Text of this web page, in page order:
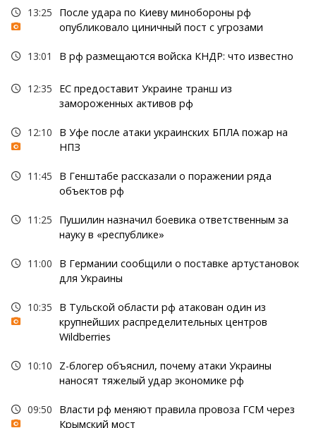
13:25
После удара по Киеву минобороны рф
опубликовало циничный пост с угрозами
13:01 В рф размещаются войска КНДР: что известно
12:35
ЕС предоставит Украине транш из
замороженных активов рф
12:10
В Уфе после атаки украинских БПЛА пожар на
НПЗ
11:45
В Генштабе рассказали о поражении ряда
объектов рф
11:25
Пушилин назначил боевика ответственным за
науку в «республике»
11:00
В Германии сообщили о поставке артустановок
для Украины
10:35
В Тульской области рф атакован один из
крупнейших распределительных центров
Wildberries
10:10
Z-блогер объяснил, почему атаки Украины
наносят тяжелый удар экономике рф
09:50
Власти рф меняют правила провоза ГСМ через
Крымский мост